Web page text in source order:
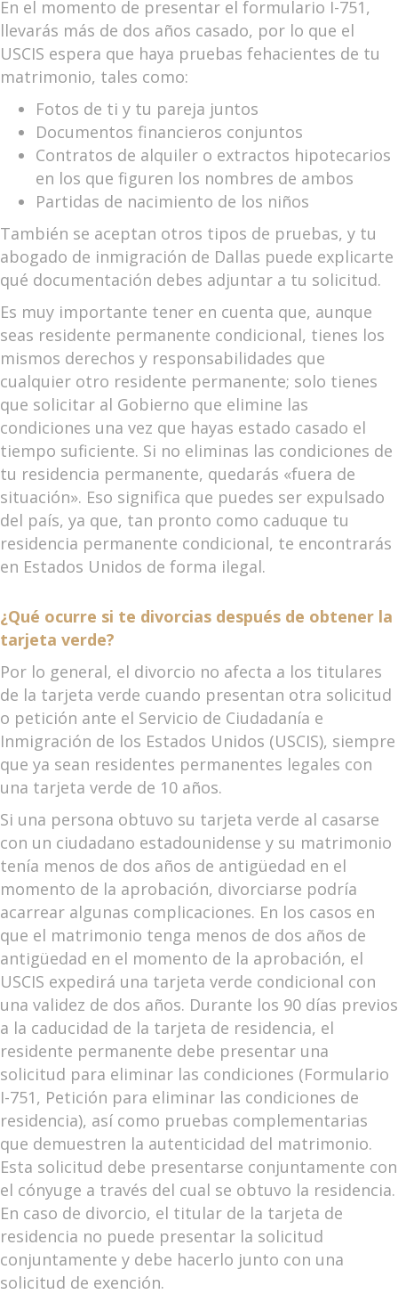
En el momento de presentar el formulario I-751,
llevarás más de dos años casado, por lo que el
USCIS espera que haya pruebas fehacientes de tu
matrimonio, tales como:
Fotos de ti y tu pareja juntos
Documentos financieros conjuntos
Contratos de alquiler o extractos hipotecarios
en los que figuren los nombres de ambos
Partidas de nacimiento de los niños
También se aceptan otros tipos de pruebas, y tu
abogado de inmigración de Dallas puede explicarte
qué documentación debes adjuntar a tu solicitud.
Es muy importante tener en cuenta que, aunque
seas residente permanente condicional, tienes los
mismos derechos y responsabilidades que
cualquier otro residente permanente; solo tienes
que solicitar al Gobierno que elimine las
condiciones una vez que hayas estado casado el
tiempo suficiente. Si no eliminas las condiciones de
tu residencia permanente, quedarás «fuera de
situación». Eso significa que puedes ser expulsado
del país, ya que, tan pronto como caduque tu
residencia permanente condicional, te encontrarás
en Estados Unidos de forma ilegal.
¿Qué ocurre si te divorcias después de obtener la
tarjeta verde?
Por lo general, el divorcio no afecta a los titulares
de la tarjeta verde cuando presentan otra solicitud
o petición ante el Servicio de Ciudadanía e
Inmigración de los Estados Unidos (USCIS), siempre
que ya sean residentes permanentes legales con
una tarjeta verde de 10 años.
Si una persona obtuvo su tarjeta verde al casarse
con un ciudadano estadounidense y su matrimonio
tenía menos de dos años de antigüedad en el
momento de la aprobación, divorciarse podría
acarrear algunas complicaciones. En los casos en
que el matrimonio tenga menos de dos años de
antigüedad en el momento de la aprobación, el
USCIS expedirá una tarjeta verde condicional con
una validez de dos años. Durante los 90 días previos
a la caducidad de la tarjeta de residencia, el
residente permanente debe presentar una
solicitud para eliminar las condiciones (Formulario
I-751, Petición para eliminar las condiciones de
residencia), así como pruebas complementarias
que demuestren la autenticidad del matrimonio.
Esta solicitud debe presentarse conjuntamente con
el cónyuge a través del cual se obtuvo la residencia.
En caso de divorcio, el titular de la tarjeta de
residencia no puede presentar la solicitud
conjuntamente y debe hacerlo junto con una
solicitud de exención.